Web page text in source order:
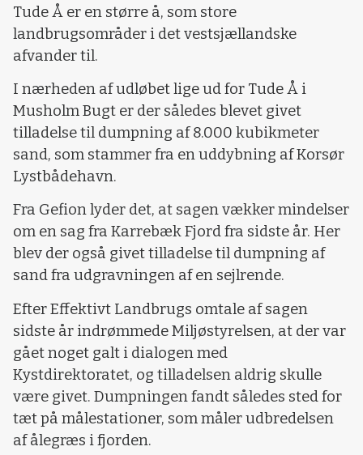
Tude Å er en større å, som store
landbrugsområder i det vestsjællandske
afvander til.
I nærheden af udløbet lige ud for Tude Å i
Musholm Bugt er der således blevet givet
tilladelse til dumpning af 8.000 kubikmeter
sand, som stammer fra en uddybning af Korsør
Lystbådehavn.
Fra Gefion lyder det, at sagen vækker mindelser
om en sag fra Karrebæk Fjord fra sidste år. Her
blev der også givet tilladelse til dumpning af
sand fra udgravningen af en sejlrende.
Efter Effektivt Landbrugs omtale af sagen
sidste år indrømmede Miljøstyrelsen, at der var
gået noget galt i dialogen med
Kystdirektoratet, og tilladelsen aldrig skulle
være givet. Dumpningen fandt således sted for
tæt på målestationer, som måler udbredelsen
af ålegræs i fjorden.